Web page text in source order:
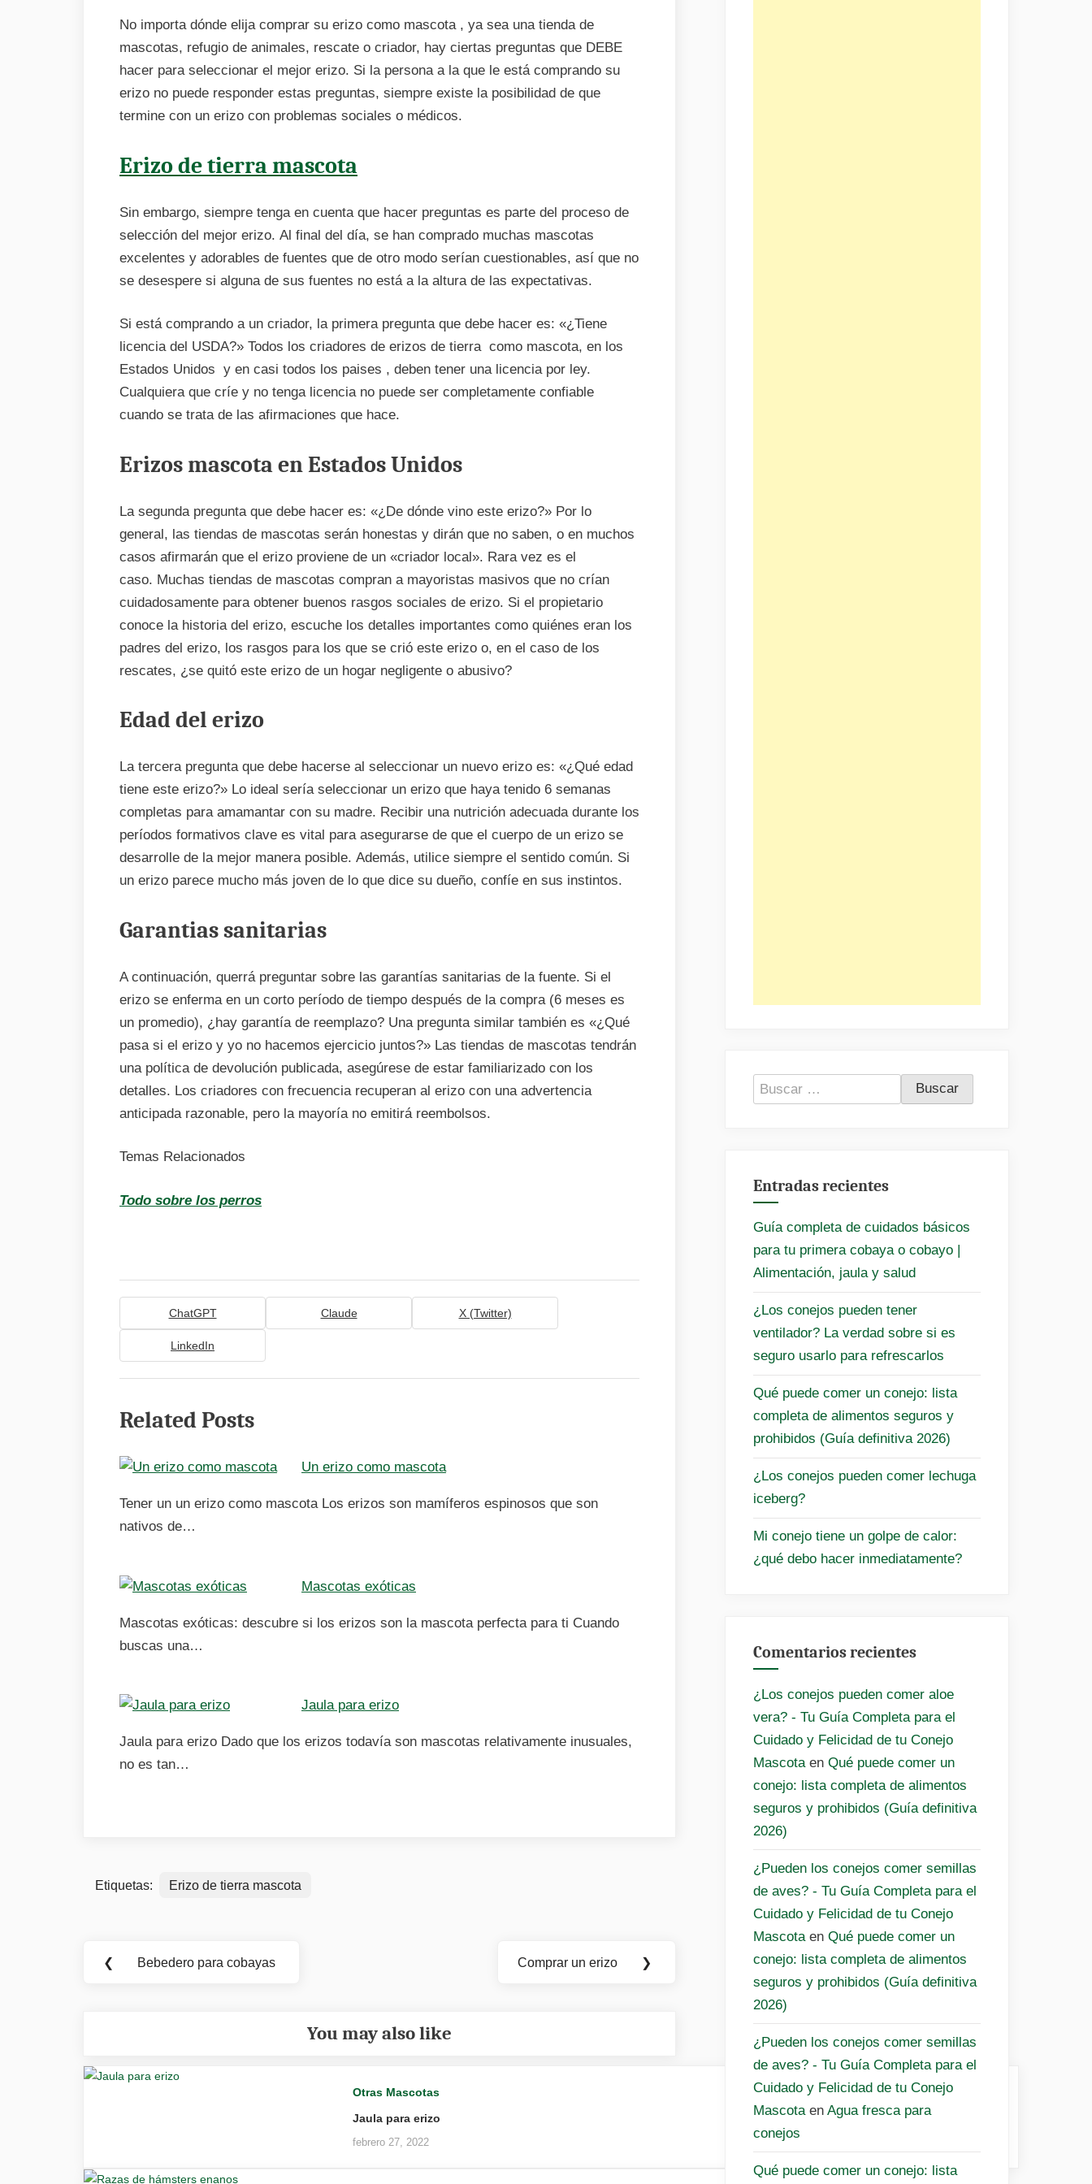
No importa dónde elija comprar su erizo como mascota , ya sea una tienda de
mascotas, refugio de animales, rescate o criador, hay ciertas preguntas que DEBE
hacer para seleccionar el mejor erizo. Si la persona a la que le está comprando su
erizo no puede responder estas preguntas, siempre existe la posibilidad de que
termine con un erizo con problemas sociales o médicos.
Erizo de tierra mascota
Sin embargo, siempre tenga en cuenta que hacer preguntas es parte del proceso de
selección del mejor erizo. Al final del día, se han comprado muchas mascotas
excelentes y adorables de fuentes que de otro modo serían cuestionables, así que no
se desespere si alguna de sus fuentes no está a la altura de las expectativas.
Si está comprando a un criador, la primera pregunta que debe hacer es: «¿Tiene
licencia del USDA?» Todos los criadores de erizos de tierra como mascota, en los
Estados Unidos y en casi todos los paises , deben tener una licencia por ley.
Cualquiera que críe y no tenga licencia no puede ser completamente confiable
cuando se trata de las afirmaciones que hace.
Erizos mascota en Estados Unidos
La segunda pregunta que debe hacer es: «¿De dónde vino este erizo?» Por lo
general, las tiendas de mascotas serán honestas y dirán que no saben, o en muchos
casos afirmarán que el erizo proviene de un «criador local». Rara vez es el
caso. Muchas tiendas de mascotas compran a mayoristas masivos que no crían
cuidadosamente para obtener buenos rasgos sociales de erizo. Si el propietario
conoce la historia del erizo, escuche los detalles importantes como quiénes eran los
padres del erizo, los rasgos para los que se crió este erizo o, en el caso de los
rescates, ¿se quitó este erizo de un hogar negligente o abusivo?
Edad del erizo
La tercera pregunta que debe hacerse al seleccionar un nuevo erizo es: «¿Qué edad
tiene este erizo?» Lo ideal sería seleccionar un erizo que haya tenido 6 semanas
completas para amamantar con su madre. Recibir una nutrición adecuada durante los
períodos formativos clave es vital para asegurarse de que el cuerpo de un erizo se
desarrolle de la mejor manera posible. Además, utilice siempre el sentido común. Si
un erizo parece mucho más joven de lo que dice su dueño, confíe en sus instintos.
Garantias sanitarias
A continuación, querrá preguntar sobre las garantías sanitarias de la fuente. Si el
erizo se enferma en un corto período de tiempo después de la compra (6 meses es
un promedio), ¿hay garantía de reemplazo? Una pregunta similar también es «¿Qué
pasa si el erizo y yo no hacemos ejercicio juntos?» Las tiendas de mascotas tendrán
una política de devolución publicada, asegúrese de estar familiarizado con los
detalles. Los criadores con frecuencia recuperan al erizo con una advertencia
anticipada razonable, pero la mayoría no emitirá reembolsos.
Temas Relacionados
Todo sobre los perros
ChatGPT Claude X (Twitter)
LinkedIn
Related Posts
Un erizo como mascota
Tener un un erizo como mascota Los erizos son mamíferos espinosos que son
nativos de…
Mascotas exóticas
Mascotas exóticas: descubre si los erizos son la mascota perfecta para ti Cuando
buscas una…
Jaula para erizo
Jaula para erizo Dado que los erizos todavía son mascotas relativamente inusuales,
no es tan…
Etiquetas: Erizo de tierra mascota
Navegación
❮
Previous
Bebedero para cobayas
Next
Comprar un erizo ❯
You may also like
Otras Mascotas
Jaula para erizo
febrero 27, 2022
Buscar:
Entradas recientes
Guía completa de cuidados básicos
para tu primera cobaya o cobayo |
Alimentación, jaula y salud
¿Los conejos pueden tener
ventilador? La verdad sobre si es
seguro usarlo para refrescarlos
Qué puede comer un conejo: lista
completa de alimentos seguros y
prohibidos (Guía definitiva 2026)
¿Los conejos pueden comer lechuga
iceberg?
Mi conejo tiene un golpe de calor:
¿qué debo hacer inmediatamente?
Comentarios recientes
¿Los conejos pueden comer aloe
vera? - Tu Guía Completa para el
Cuidado y Felicidad de tu Conejo
Mascota en Qué puede comer un
conejo: lista completa de alimentos
seguros y prohibidos (Guía definitiva
2026)
¿Pueden los conejos comer semillas
de aves? - Tu Guía Completa para el
Cuidado y Felicidad de tu Conejo
Mascota en Qué puede comer un
conejo: lista completa de alimentos
seguros y prohibidos (Guía definitiva
2026)
¿Pueden los conejos comer semillas
de aves? - Tu Guía Completa para el
Cuidado y Felicidad de tu Conejo
Mascota en Agua fresca para
conejos
Qué puede comer un conejo: lista